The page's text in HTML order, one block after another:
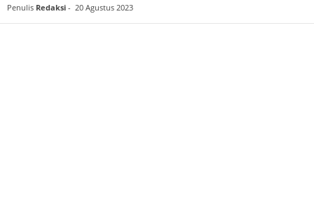
Penulis Redaksi - 20 Agustus 2023